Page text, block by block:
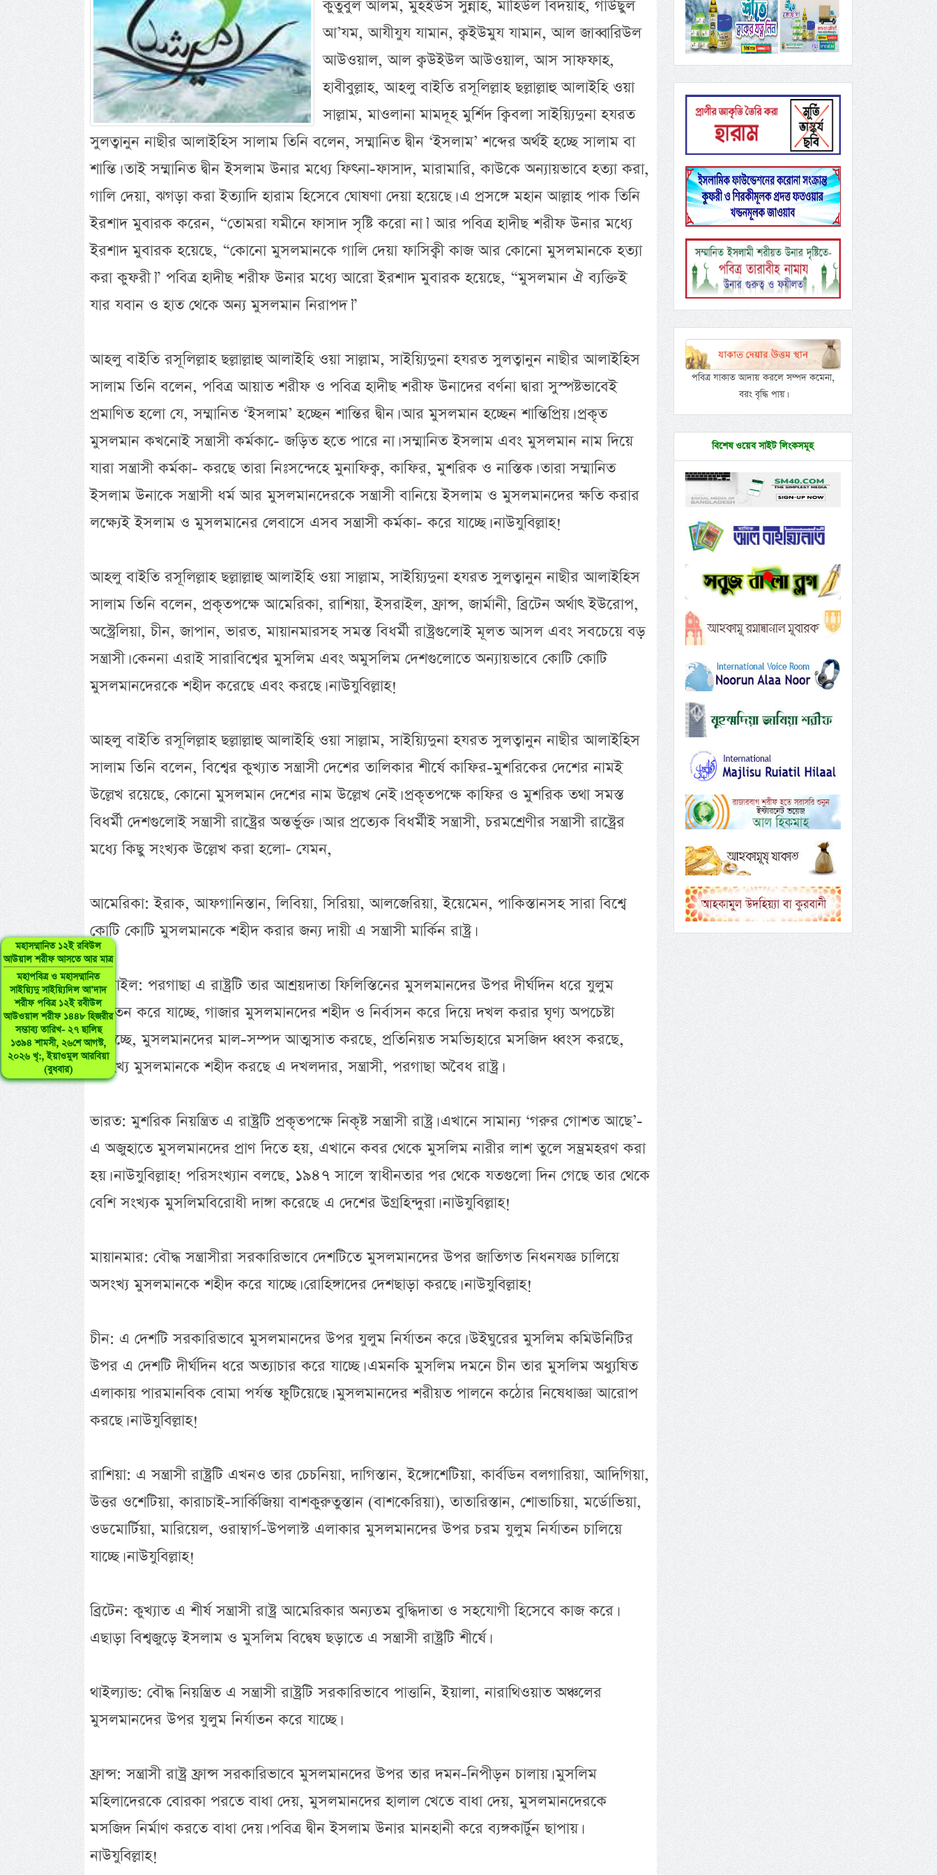
মহাসম্মানিত ১২ই রবিউল
আউয়াল শরীফ আসতে আর মাত্র
মহাপবিত্র ও মহাসম্মানিত
সাইয়্যিদু সাইয়্যিদিল আ’দাদ
শরীফ পবিত্র ১২ই রবীউল
আউওয়াল শরীফ ১৪৪৮ হিজরীর
সম্ভাব্য তারিখ- ২৭ ছালিছ
১৩৯৪ শামসী, ২৬শে আগস্ট,
২০২৬ খৃ:, ইয়াওমুল আরবিয়া
(বুধবার)
কুতুবুল আলম, মুহইউস সুন্নাহ, মাহিউল বিদয়াহ, গাউছুল
আ’যম, আযীযুয যামান, ক্বইউমুয যামান, আল জাব্বারিউল
আউওয়াল, আল ক্বউইউল আউওয়াল, আস সাফফাহ,
হাবীবুল্লাহ, আহলু বাইতি রসূলিল্লাহ ছল্লাল্লাহু আলাইহি ওয়া
সাল্লাম, মাওলানা মামদূহ মুর্শিদ ক্বিবলা সাইয়্যিদুনা হযরত
সুলত্বানুন নাছীর আলাইহিস সালাম তিনি বলেন, সম্মানিত দ্বীন ‘ইসলাম’ শব্দের অর্থই হচ্ছে সালাম বা
শান্তি। তাই সম্মানিত দ্বীন ইসলাম উনার মধ্যে ফিৎনা-ফাসাদ, মারামারি, কাউকে অন্যায়ভাবে হত্যা করা,
গালি দেয়া, ঝগড়া করা ইত্যাদি হারাম হিসেবে ঘোষণা দেয়া হয়েছে। এ প্রসঙ্গে মহান আল্লাহ পাক তিনি
ইরশাদ মুবারক করেন, “তোমরা যমীনে ফাসাদ সৃষ্টি করো না।’ আর পবিত্র হাদীছ শরীফ উনার মধ্যে
ইরশাদ মুবারক হয়েছে, “কোনো মুসলমানকে গালি দেয়া ফাসিক্বী কাজ আর কোনো মুসলমানকে হত্যা
করা কুফরী।” পবিত্র হাদীছ শরীফ উনার মধ্যে আরো ইরশাদ মুবারক হয়েছে, “মুসলমান ঐ ব্যক্তিই
যার যবান ও হাত থেকে অন্য মুসলমান নিরাপদ।”
আহলু বাইতি রসূলিল্লাহ ছল্লাল্লাহু আলাইহি ওয়া সাল্লাম, সাইয়্যিদুনা হযরত সুলত্বানুন নাছীর আলাইহিস
সালাম তিনি বলেন, পবিত্র আয়াত শরীফ ও পবিত্র হাদীছ শরীফ উনাদের বর্ণনা দ্বারা সুস্পষ্টভাবেই
প্রমাণিত হলো যে, সম্মানিত ‘ইসলাম’ হচ্ছেন শান্তির দ্বীন। আর মুসলমান হচ্ছেন শান্তিপ্রিয়। প্রকৃত
মুসলমান কখনোই সন্ত্রাসী কর্মকা-ে জড়িত হতে পারে না। সম্মানিত ইসলাম এবং মুসলমান নাম দিয়ে
যারা সন্ত্রাসী কর্মকা- করছে তারা নিঃসন্দেহে মুনাফিক্ব, কাফির, মুশরিক ও নাস্তিক। তারা সম্মানিত
ইসলাম উনাকে সন্ত্রাসী ধর্ম আর মুসলমানদেরকে সন্ত্রাসী বানিয়ে ইসলাম ও মুসলমানদের ক্ষতি করার
লক্ষ্যেই ইসলাম ও মুসলমানের লেবাসে এসব সন্ত্রাসী কর্মকা- করে যাচ্ছে। নাউযুবিল্লাহ!
আহলু বাইতি রসূলিল্লাহ ছল্লাল্লাহু আলাইহি ওয়া সাল্লাম, সাইয়্যিদুনা হযরত সুলত্বানুন নাছীর আলাইহিস
সালাম তিনি বলেন, প্রকৃতপক্ষে আমেরিকা, রাশিয়া, ইসরাইল, ফ্রান্স, জার্মানী, ব্রিটেন অর্থাৎ ইউরোপ,
অস্ট্রেলিয়া, চীন, জাপান, ভারত, মায়ানমারসহ সমস্ত বিধর্মী রাষ্ট্রগুলোই মূলত আসল এবং সবচেয়ে বড়
সন্ত্রাসী। কেননা এরাই সারাবিশ্বের মুসলিম এবং অমুসলিম দেশগুলোতে অন্যায়ভাবে কোটি কোটি
মুসলমানদেরকে শহীদ করেছে এবং করছে। নাউযুবিল্লাহ!
আহলু বাইতি রসূলিল্লাহ ছল্লাল্লাহু আলাইহি ওয়া সাল্লাম, সাইয়্যিদুনা হযরত সুলত্বানুন নাছীর আলাইহিস
সালাম তিনি বলেন, বিশ্বের কুখ্যাত সন্ত্রাসী দেশের তালিকার শীর্ষে কাফির-মুশরিকের দেশের নামই
উল্লেখ রয়েছে, কোনো মুসলমান দেশের নাম উল্লেখ নেই। প্রকৃতপক্ষে কাফির ও মুশরিক তথা সমস্ত
বিধর্মী দেশগুলোই সন্ত্রাসী রাষ্ট্রের অন্তর্ভুক্ত। আর প্রত্যেক বিধর্মীই সন্ত্রাসী, চরমশ্রেণীর সন্ত্রাসী রাষ্ট্রের
মধ্যে কিছু সংখ্যক উল্লেখ করা হলো- যেমন,
আমেরিকা: ইরাক, আফগানিস্তান, লিবিয়া, সিরিয়া, আলজেরিয়া, ইয়েমেন, পাকিস্তানসহ সারা বিশ্বে
কোটি কোটি মুসলমানকে শহীদ করার জন্য দায়ী এ সন্ত্রাসী মার্কিন রাষ্ট্র।
ইসরাইল: পরগাছা এ রাষ্ট্রটি তার আশ্রয়দাতা ফিলিস্তিনের মুসলমানদের উপর দীর্ঘদিন ধরে যুলুম
নির্যাতন করে যাচ্ছে, গাজার মুসলমানদের শহীদ ও নির্বাসন করে দিয়ে দখল করার ঘৃণ্য অপচেষ্টা
চালাচ্ছে, মুসলমানদের মাল-সম্পদ আত্মসাত করছে, প্রতিনিয়ত সমভ্যিহারে মসজিদ ধ্বংস করছে,
অসংখ্য মুসলমানকে শহীদ করছে এ দখলদার, সন্ত্রাসী, পরগাছা অবৈধ রাষ্ট্র।
ভারত: মুশরিক নিয়ন্ত্রিত এ রাষ্ট্রটি প্রকৃতপক্ষে নিকৃষ্ট সন্ত্রাসী রাষ্ট্র। এখানে সামান্য ‘গরুর গোশত আছে’-
এ অজুহাতে মুসলমানদের প্রাণ দিতে হয়, এখানে কবর থেকে মুসলিম নারীর লাশ তুলে সম্ভ্রমহরণ করা
হয়। নাউযুবিল্লাহ! পরিসংখ্যান বলছে, ১৯৪৭ সালে স্বাধীনতার পর থেকে যতগুলো দিন গেছে তার থেকে
বেশি সংখ্যক মুসলিমবিরোধী দাঙ্গা করেছে এ দেশের উগ্রহিন্দুরা। নাউযুবিল্লাহ!
মায়ানমার: বৌদ্ধ সন্ত্রাসীরা সরকারিভাবে দেশটিতে মুসলমানদের উপর জাতিগত নিধনযজ্ঞ চালিয়ে
অসংখ্য মুসলমানকে শহীদ করে যাচ্ছে। রোহিঙ্গাদের দেশছাড়া করছে। নাউযুবিল্লাহ!
চীন: এ দেশটি সরকারিভাবে মুসলমানদের উপর যুলুম নির্যাতন করে। উইঘুরের মুসলিম কমিউনিটির
উপর এ দেশটি দীর্ঘদিন ধরে অত্যাচার করে যাচ্ছে। এমনকি মুসলিম দমনে চীন তার মুসলিম অধ্যুষিত
এলাকায় পারমানবিক বোমা পর্যন্ত ফুটিয়েছে। মুসলমানদের শরীয়ত পালনে কঠোর নিষেধাজ্ঞা আরোপ
করছে। নাউযুবিল্লাহ!
রাশিয়া: এ সন্ত্রাসী রাষ্ট্রটি এখনও তার চেচনিয়া, দাগিস্তান, ইঙ্গোশেটিয়া, কার্বডিন বলগারিয়া, আদিগিয়া,
উত্তর ওশেটিয়া, কারাচাই-সার্কিজিয়া বাশকুরুতুস্তান (বাশকেরিয়া), তাতারিস্তান, শোভাচিয়া, মর্ডোভিয়া,
ওডমোর্টিয়া, মারিয়েল, ওরাম্বার্গ-উপলাস্ট এলাকার মুসলমানদের উপর চরম যুলুম নির্যাতন চালিয়ে
যাচ্ছে। নাউযুবিল্লাহ!
ব্রিটেন: কুখ্যাত এ শীর্ষ সন্ত্রাসী রাষ্ট্র আমেরিকার অন্যতম বুদ্ধিদাতা ও সহযোগী হিসেবে কাজ করে।
এছাড়া বিশ্বজুড়ে ইসলাম ও মুসলিম বিদ্বেষ ছড়াতে এ সন্ত্রাসী রাষ্ট্রটি শীর্ষে।
থাইল্যান্ড: বৌদ্ধ নিয়ন্ত্রিত এ সন্ত্রাসী রাষ্ট্রটি সরকারিভাবে পাত্তানি, ইয়ালা, নারাথিওয়াত অঞ্চলের
মুসলমানদের উপর যুলুম নির্যাতন করে যাচ্ছে।
ফ্রান্স: সন্ত্রাসী রাষ্ট্র ফ্রান্স সরকারিভাবে মুসলমানদের উপর তার দমন-নিপীড়ন চালায়। মুসলিম
মহিলাদেরকে বোরকা পরতে বাধা দেয়, মুসলমানদের হালাল খেতে বাধা দেয়, মুসলমানদেরকে
মসজিদ নির্মাণ করতে বাধা দেয়। পবিত্র দ্বীন ইসলাম উনার মানহানী করে ব্যঙ্গকার্টুন ছাপায়।
নাউযুবিল্লাহ!
পবিত্র যাকাত আদায় করলে সম্পদ কমেনা,
বরং বৃদ্ধি পায়।
বিশেষ ওয়েব সাইট লিংকসমূহ